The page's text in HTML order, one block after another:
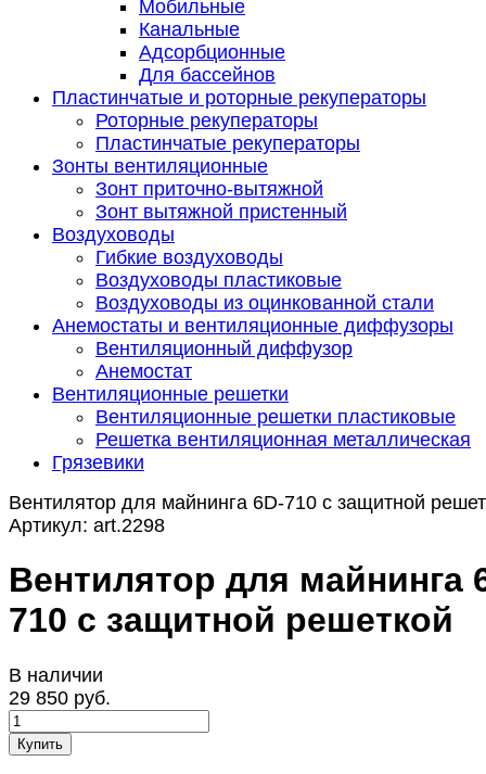
Мобильные
Канальные
Адсорбционные
Для бассейнов
Пластинчатые и роторные рекуператоры
Роторные рекуператоры
Пластинчатые рекуператоры
Зонты вентиляционные
Зонт приточно-вытяжной
Зонт вытяжной пристенный
Воздуховоды
Гибкие воздуховоды
Воздуховоды пластиковые
Воздуховоды из оцинкованной стали
Анемостаты и вентиляционные диффузоры
Вентиляционный диффузор
Анемостат
Вентиляционные решетки
Вентиляционные решетки пластиковые
Решетка вентиляционная металлическая
Грязевики
Вентилятор для майнинга 6D-710 с защитной
Артикул: art.2298
Вентилятор для майнинга
710 с защитной решеткой
В наличии
29 850 руб.
Купить